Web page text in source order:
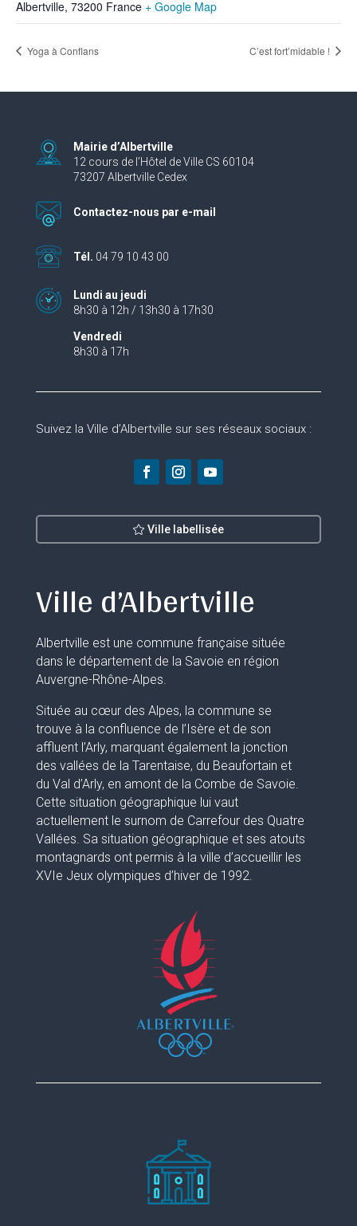
Albertville, 73200 France + Google Map
Yoga à Conflans C’est fort’midable !
Mairie d’Albertville
12 cours de l’Hôtel de Ville CS 60104
73207 Albertville Cedex
Contactez-nous par e-mail
Tél. 04 79 10 43 00
Lundi au jeudi
8h30 à 12h / 13h30 à 17h30
Vendredi
8h30 à 17h
Suivez la Ville d’Albertville sur ses réseaux sociaux :
Ville labellisée
Ville d’Albertville
Albertville est une commune française située
dans le département de la Savoie en région
Auvergne-Rhône-Alpes.
Située au cœur des Alpes, la commune se
trouve à la confluence de l’Isère et de son
affluent l’Arly, marquant également la jonction
des vallées de la Tarentaise, du Beaufortain et
du Val d’Arly, en amont de la Combe de Savoie.
Cette situation géographique lui vaut
actuellement le surnom de Carrefour des Quatre
Vallées. Sa situation géographique et ses atouts
montagnards ont permis à la ville d’accueillir les
XVIe Jeux olympiques d’hiver de 1992.